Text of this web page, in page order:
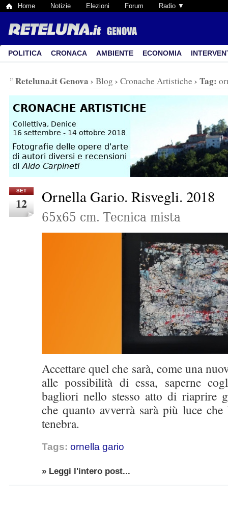
Home Notizie Elezioni Forum Radio ▼
POLITICA CRONACA AMBIENTE ECONOMIA
Reteluna.it Genova › Blog › Cronache Artistiche › Tag:
SET
12 Ornella Gario. Risvegli. 2018
65x65 cm. Tecnica mista
Accettare quel che sarà, come una
alle possibilità di essa, saperne
bagliori nello stesso atto di riaprire
che quanto avverrà sarà più luce
tenebra.
Tags: ornella gario
» Leggi l'intero post...